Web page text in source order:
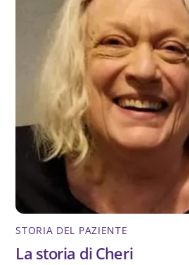
STORIA DEL PAZIENTE
La storia di Cheri